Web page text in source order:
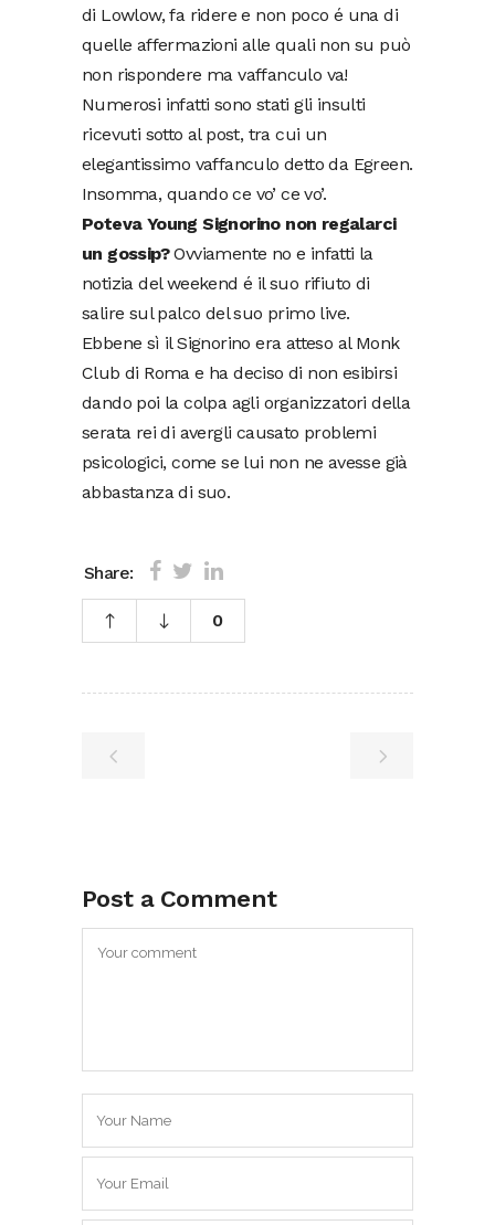
di Lowlow, fa ridere e non poco é una di
quelle affermazioni alle quali non su può
non rispondere ma vaffanculo va!
Numerosi infatti sono stati gli insulti
ricevuti sotto al post, tra cui un
elegantissimo vaffanculo detto da Egreen.
Insomma, quando ce vo’ ce vo’.
Poteva Young Signorino non regalarci
un gossip?Ovviamente no e infatti la
notizia del weekend é il suo rifiuto di
salire sul palco del suo primo live.
Ebbene sì il Signorino era atteso al Monk
Club di Roma e ha deciso di non esibirsi
dando poi la colpa agli organizzatori della
serata rei di avergli causato problemi
psicologici, come se lui non ne avesse già
abbastanza di suo.
Share:
0
Post a Comment